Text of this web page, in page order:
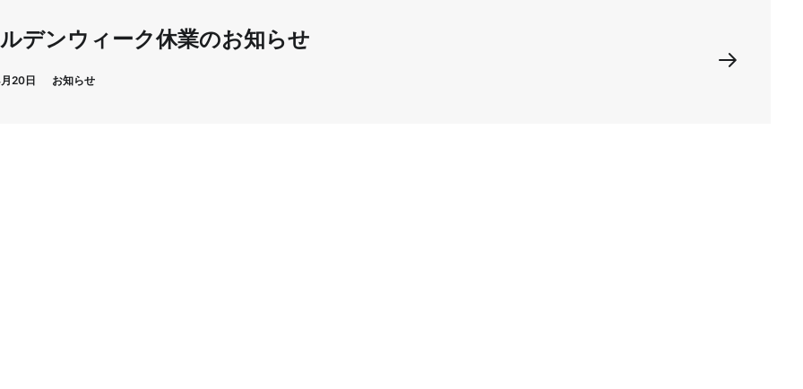
デンウィーク休業のお知らせ
20日 お知らせ